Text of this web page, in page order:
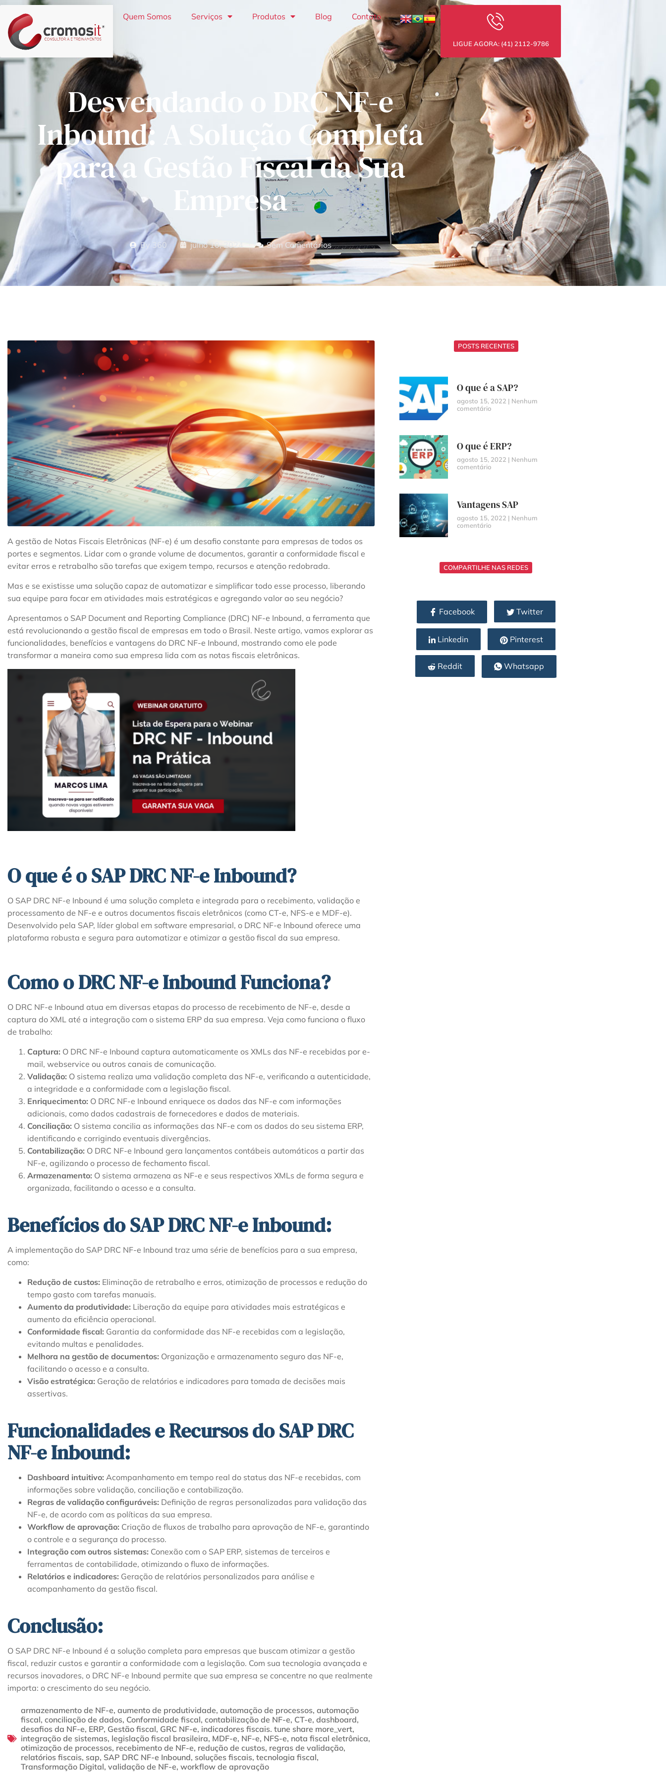
Quem Somos Serviços Produtos Blog Contato
LIGUE AGORA: (41) 2112-9786
Desvendando o DRC NF-e
Inbound: A Solução Completa
para a Gestão Fiscal da Sua
Empresa
By 360 julho 10, 2024 Sem Comentários
A gestão de Notas Fiscais Eletrônicas (NF-e) é um desafio constante para empresas de todos os
portes e segmentos. Lidar com o grande volume de documentos, garantir a conformidade fiscal e
evitar erros e retrabalho são tarefas que exigem tempo, recursos e atenção redobrada.
Mas e se existisse uma solução capaz de automatizar e simplificar todo esse processo, liberando
sua equipe para focar em atividades mais estratégicas e agregando valor ao seu negócio?
Apresentamos o SAP Document and Reporting Compliance (DRC) NF-e Inbound, a ferramenta que
está revolucionando a gestão fiscal de empresas em todo o Brasil. Neste artigo, vamos explorar as
funcionalidades, benefícios e vantagens do DRC NF-e Inbound, mostrando como ele pode
transformar a maneira como sua empresa lida com as notas fiscais eletrônicas.
O que é o SAP DRC NF-e Inbound?
O SAP DRC NF-e Inbound é uma solução completa e integrada para o recebimento, validação e
processamento de NF-e e outros documentos fiscais eletrônicos (como CT-e, NFS-e e MDF-e).
Desenvolvido pela SAP, líder global em software empresarial, o DRC NF-e Inbound oferece uma
plataforma robusta e segura para automatizar e otimizar a gestão fiscal da sua empresa.
Como o DRC NF-e Inbound Funciona?
O DRC NF-e Inbound atua em diversas etapas do processo de recebimento de NF-e, desde a
captura do XML até a integração com o sistema ERP da sua empresa. Veja como funciona o fluxo
de trabalho:
Captura: O DRC NF-e Inbound captura automaticamente os XMLs das NF-e recebidas por e-
mail, webservice ou outros canais de comunicação.
Validação: O sistema realiza uma validação completa das NF-e, verificando a autenticidade,
a integridade e a conformidade com a legislação fiscal.
Enriquecimento: O DRC NF-e Inbound enriquece os dados das NF-e com informações
adicionais, como dados cadastrais de fornecedores e dados de materiais.
Conciliação: O sistema concilia as informações das NF-e com os dados do seu sistema ERP,
identificando e corrigindo eventuais divergências.
Contabilização: O DRC NF-e Inbound gera lançamentos contábeis automáticos a partir das
NF-e, agilizando o processo de fechamento fiscal.
Armazenamento: O sistema armazena as NF-e e seus respectivos XMLs de forma segura e
organizada, facilitando o acesso e a consulta.
Benefícios do SAP DRC NF-e Inbound:
A implementação do SAP DRC NF-e Inbound traz uma série de benefícios para a sua empresa,
como:
Redução de custos: Eliminação de retrabalho e erros, otimização de processos e redução do
tempo gasto com tarefas manuais.
Aumento da produtividade: Liberação da equipe para atividades mais estratégicas e
aumento da eficiência operacional.
Conformidade fiscal: Garantia da conformidade das NF-e recebidas com a legislação,
evitando multas e penalidades.
Melhora na gestão de documentos: Organização e armazenamento seguro das NF-e,
facilitando o acesso e a consulta.
Visão estratégica: Geração de relatórios e indicadores para tomada de decisões mais
assertivas.
Funcionalidades e Recursos do SAP DRC
NF-e Inbound:
Dashboard intuitivo: Acompanhamento em tempo real do status das NF-e recebidas, com
informações sobre validação, conciliação e contabilização.
Regras de validação configuráveis: Definição de regras personalizadas para validação das
NF-e, de acordo com as políticas da sua empresa.
Workflow de aprovação: Criação de fluxos de trabalho para aprovação de NF-e, garantindo
o controle e a segurança do processo.
Integração com outros sistemas: Conexão com o SAP ERP, sistemas de terceiros e
ferramentas de contabilidade, otimizando o fluxo de informações.
Relatórios e indicadores: Geração de relatórios personalizados para análise e
acompanhamento da gestão fiscal.
Conclusão:
O SAP DRC NF-e Inbound é a solução completa para empresas que buscam otimizar a gestão
fiscal, reduzir custos e garantir a conformidade com a legislação. Com sua tecnologia avançada e
recursos inovadores, o DRC NF-e Inbound permite que sua empresa se concentre no que realmente
importa: o crescimento do seu negócio.
armazenamento de NF-e, aumento de produtividade, automação de processos, automação
fiscal, conciliação de dados, Conformidade fiscal, contabilização de NF-e, CT-e, dashboard,
desafios da NF-e, ERP, Gestão fiscal, GRC NF-e, indicadores fiscais. tune share more_vert,
integração de sistemas, legislação fiscal brasileira, MDF-e, NF-e, NFS-e, nota fiscal eletrônica,
otimização de processos, recebimento de NF-e, redução de custos, regras de validação,
relatórios fiscais, sap, SAP DRC NF-e Inbound, soluções fiscais, tecnologia fiscal,
Transformação Digital, validação de NF-e, workflow de aprovação
POSTS RECENTES
O que é a SAP?
agosto 15, 2022
Nenhum
comentário
O que é ERP?
agosto 15, 2022
Nenhum
comentário
Vantagens SAP
agosto 15, 2022
Nenhum
comentário
COMPARTILHE NAS REDES
Facebook Twitter
Linkedin Pinterest
Reddit Whatsapp